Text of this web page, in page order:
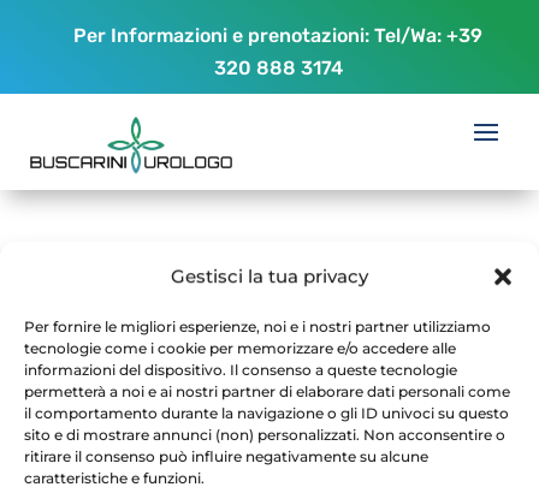
Gestisci la tua privacy
Per fornire le migliori esperienze, noi e i nostri partner utilizziamo
tecnologie come i cookie per memorizzare e/o accedere alle
informazioni del dispositivo. Il consenso a queste tecnologie
permetterà a noi e ai nostri partner di elaborare dati personali come
il comportamento durante la navigazione o gli ID univoci su questo
sito e di mostrare annunci (non) personalizzati. Non acconsentire o
ritirare il consenso può influire negativamente su alcune
caratteristiche e funzioni.
Per Informazioni e prenotazioni: Tel/Wa:+39
320 888 3174
tecnica rezum prostata
daromaurologia|Feb 14, 2022|0 commenti